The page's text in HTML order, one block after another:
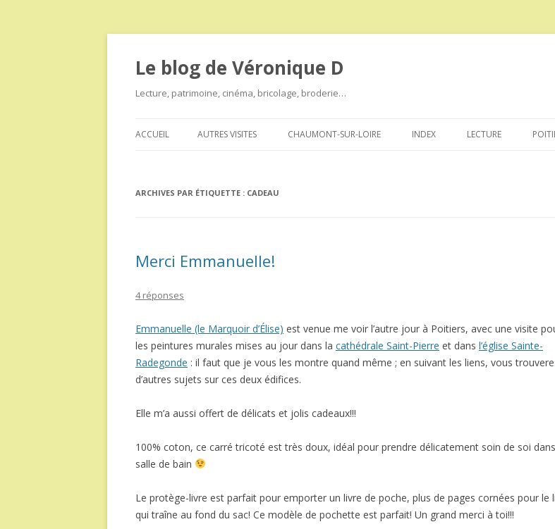
Le blog de Véronique D
Lecture, patrimoine, cinéma, bricolage, broderie…
au
ACCUEIL AUTRES VISITES CHAUMONT-SUR-LOIRE INDEX LECTURE
ARCHIVES PAR ÉTIQUETTE : CADEAU
Merci Emmanuelle!
4 réponses
Emmanuelle (le Marquoir d’Élise) est venue me voir l’autre jour à Poitiers, avec une visite
les peintures murales mises au jour dans la cathédrale Saint-Pierre et dans l’église Sainte-
Radegonde : il faut que je vous les montre quand même ; en suivant les liens, vous
d’autres sujets sur ces deux édifices.
Elle m’a aussi offert de délicats et jolis cadeaux!!!
100% coton, ce carré tricoté est très doux, idéal pour prendre délicatement soin de soi
salle de bain
Le protège-livre est parfait pour emporter un livre de poche, plus de pages cornées pour le
qui traîne au fond du sac! Ce modèle de pochette est parfait! Un grand merci à toi!!!